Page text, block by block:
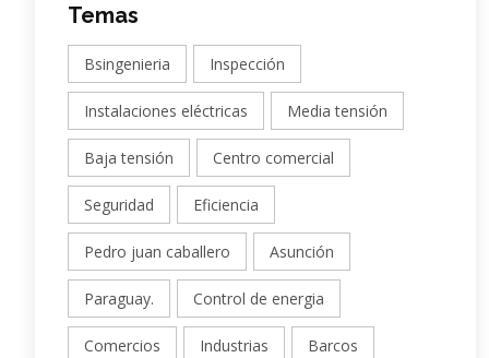
Temas
Bsingenieria Inspección
Instalaciones eléctricas Media tensión
Baja tensión Centro comercial
Seguridad Eficiencia
Pedro juan caballero Asunción
Paraguay. Control de energia
Comercios Industrias Barcos